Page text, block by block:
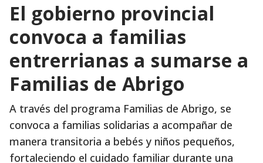
El gobierno provincial
convoca a familias
entrerrianas a sumarse a
Familias de Abrigo
A través del programa Familias de Abrigo, se
convoca a familias solidarias a acompañar de
manera transitoria a bebés y niños pequeños,
fortaleciendo el cuidado familiar durante una